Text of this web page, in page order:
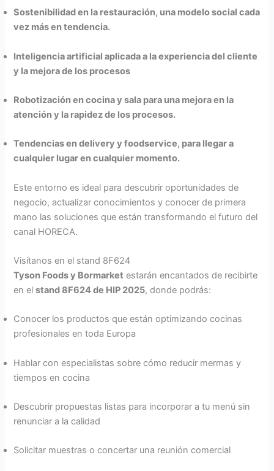
Sostenibilidad en la restauración, una modelo social cada
vez más en tendencia.
Inteligencia artificial aplicada a la experiencia del cliente
y la mejora de los procesos
Robotización en cocina y sala para una mejora en la
atención y la rapidez de los procesos.
Tendencias en delivery y foodservice, para llegar a
cualquier lugar en cualquier momento.
Este entorno es ideal para descubrir oportunidades de
negocio, actualizar conocimientos y conocer de primera
mano las soluciones que están transformando el futuro del
canal HORECA.
Visítanos en el stand 8F624
Tyson Foods y Bormarket estarán encantados de recibirte
en elstand 8F624 de HIP 2025, donde podrás:
Conocer los productos que están optimizando cocinas
profesionales en toda Europa
Hablar con especialistas sobre cómo reducir mermas y
tiempos en cocina
Descubrir propuestas listas para incorporar a tu menú sin
renunciar a la calidad
Solicitar muestras o concertar una reunión comercial